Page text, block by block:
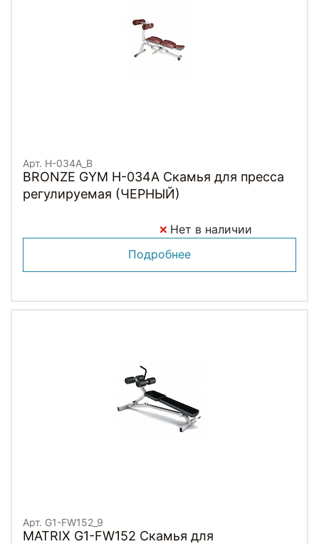
Арт. H-034A_B
BRONZE GYM H-034A Скамья для пресса
регулируемая (ЧЕРНЫЙ)
Нет в наличии
Подробнее
Арт. G1-FW152_9
MATRIX G1-FW152 Скамья для